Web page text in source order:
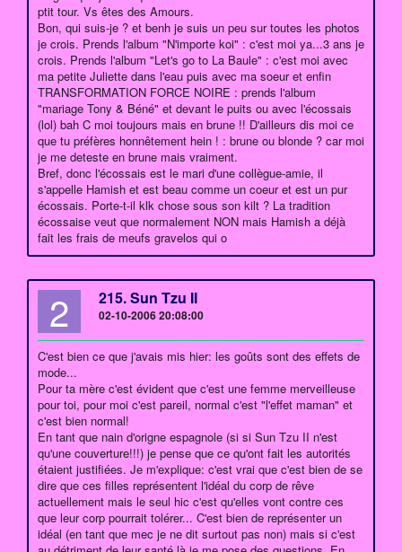
ptit tour. Vs êtes des Amours.
Bon, qui suis-je ? et benh je suis un peu sur toutes les photos
je crois. Prends l'album "N'importe koi" : c'est moi ya...3 ans je
crois. Prends l'album "Let's go to La Baule" : c'est moi avec
ma petite Juliette dans l'eau puis avec ma soeur et enfin
TRANSFORMATION FORCE NOIRE : prends l'album
"mariage Tony & Béné" et devant le puits ou avec l'écossais
(lol) bah C moi toujours mais en brune !! D'ailleurs dis moi ce
que tu préfères honnêtement hein ! : brune ou blonde ? car moi
je me deteste en brune mais vraiment.
Bref, donc l'écossais est le mari d'une collègue-amie, il
s'appelle Hamish et est beau comme un coeur et est un pur
écossais. Porte-t-il klk chose sous son kilt ? La tradition
écossaise veut que normalement NON mais Hamish a déjà
fait les frais de meufs gravelos qui o
2 215. Sun Tzu II
02-10-2006 20:08:00
C'est bien ce que j'avais mis hier: les goûts sont des effets de
mode...
Pour ta mère c'est évident que c'est une femme merveilleuse
pour toi, pour moi c'est pareil, normal c'est "l'effet maman" et
c'est bien normal!
En tant que nain d'origne espagnole (si si Sun Tzu II n'est
qu'une couverture!!!) je pense que ce qu'ont fait les autorités
étaient justifiées. Je m'explique: c'est vrai que c'est bien de se
dire que ces filles représentent l'idéal du corp de rêve
actuellement mais le seul hic c'est qu'elles vont contre ces
que leur corp pourrait tolérer... C'est bien de représenter un
idéal (en tant que mec je ne dit surtout pas non) mais si c'est